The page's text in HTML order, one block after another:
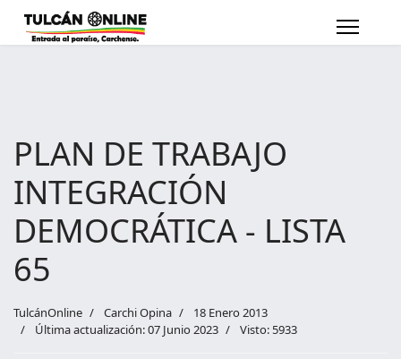
PLAN DE TRABAJO
INTEGRACIÓN
DEMOCRÁTICA - LISTA
65
TulcánOnline Carchi Opina
18 Enero 2013
Última actualización: 07 Junio 2023
Visto: 5933